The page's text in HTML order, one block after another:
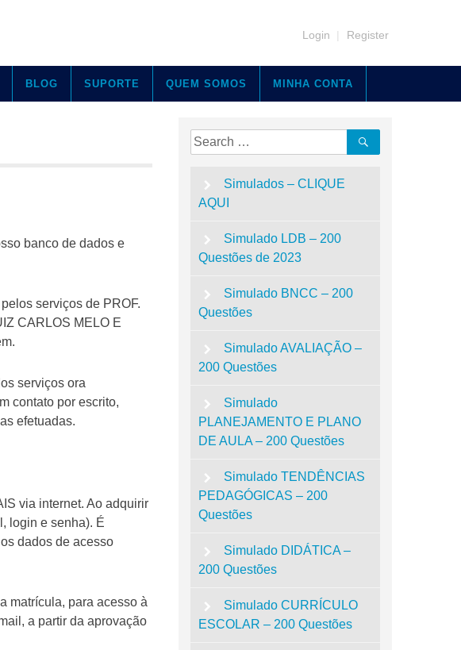
Login | Register
BLOG SUPORTE QUEM SOMOS MINHA CONTA
banco de dados e
serviços de PROF.
CARLOS MELO E
serviços ora
contato por escrito,
efetuadas.
via internet. Ao adquirir
login e senha). É
dados de acesso
matrícula, para acesso à
a partir da aprovação
Search
for:
Simulados – CLIQUE
AQUI
Simulado LDB – 200
Questões de 2023
Simulado BNCC – 200
Questões
Simulado AVALIAÇÃO –
200 Questões
Simulado
PLANEJAMENTO E PLANO
DE AULA – 200 Questões
Simulado TENDÊNCIAS
PEDAGÓGICAS – 200
Questões
Simulado DIDÁTICA –
200 Questões
Simulado CURRÍCULO
ESCOLAR – 200 Questões